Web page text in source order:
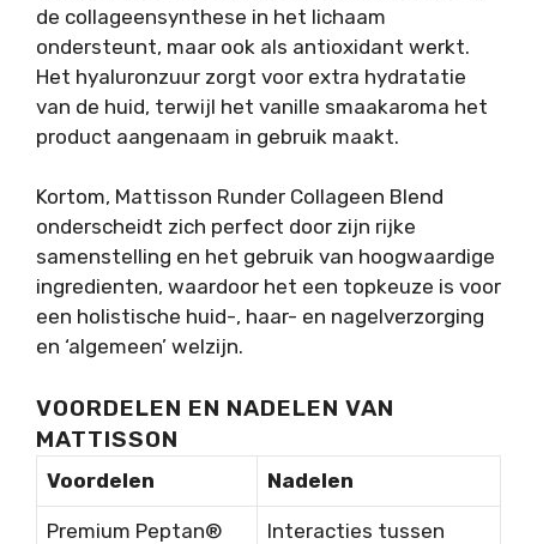
de collageensynthese in het lichaam
ondersteunt, maar ook als antioxidant werkt.
Het hyaluronzuur zorgt voor extra hydratatie
van de huid, terwijl het vanille smaakaroma het
product aangenaam in gebruik maakt.
Kortom, Mattisson Runder Collageen Blend
onderscheidt zich perfect door zijn rijke
samenstelling en het gebruik van hoogwaardige
ingredienten, waardoor het een topkeuze is voor
een holistische huid-, haar- en nagelverzorging
en ‘algemeen’ welzijn.
VOORDELEN EN NADELEN VAN
MATTISSON
Voordelen Nadelen
Premium Peptan®
Interacties tussen